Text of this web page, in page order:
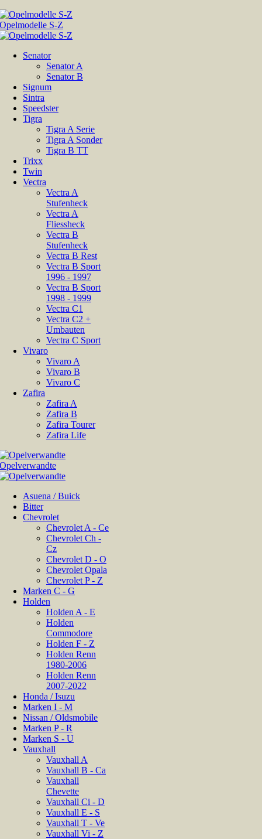
Senator
Senator A
Senator B
Signum
Sintra
Speedster
Tigra
Tigra A Serie
Tigra A Sonder
Tigra B TT
Trixx
Twin
Vectra
Vectra A
Stufenheck
Vectra A
Fliessheck
Vectra B
Stufenheck
Vectra B Rest
Vectra B Sport
1996 - 1997
Vectra B Sport
1998 - 1999
Vectra C1
Vectra C2 +
Umbauten
Vectra C Sport
Vivaro
Vivaro A
Vivaro B
Vivaro C
Zafira
Zafira A
Zafira B
Zafira Tourer
Zafira Life
Asuena / Buick
Bitter
Chevrolet
Chevrolet A - Ce
Chevrolet Ch -
Cz
Chevrolet D - O
Chevrolet Opala
Chevrolet P - Z
Marken C - G
Holden
Holden A - E
Holden
Commodore
Holden F - Z
Holden Renn
1980-2006
Holden Renn
2007-2022
Honda / Isuzu
Marken I - M
Nissan / Oldsmobile
Marken P - R
Marken S - U
Vauxhall
Vauxhall A
Vauxhall B - Ca
Vauxhall
Chevette
Vauxhall Ci - D
Vauxhall E - S
Vauxhall T - Ve
Vauxhall Vi - Z